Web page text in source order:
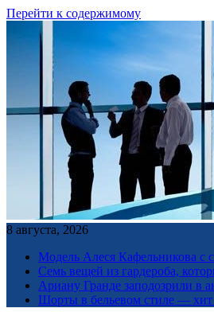
Перейти к содержимому
8 августа, 2026
Модель Алеся Кафельникова с
Семь вещей из гардероба,
Ариану Гранде заподозрили в
Шорты в бельевом стиле — хит